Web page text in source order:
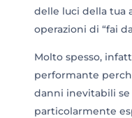
delle luci della tua
operazioni di “fai
Molto spesso,
performante
danni inevitabili se
particolarmente